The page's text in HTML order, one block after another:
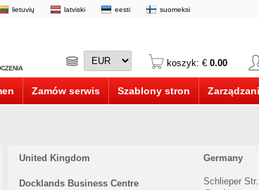
lietuvių latviski eesti suomeksi
koszyk: € 0.00
Zamów serwis Szablony stron
United Kingdom
Docklands Business Centre
Germany
Schlieper